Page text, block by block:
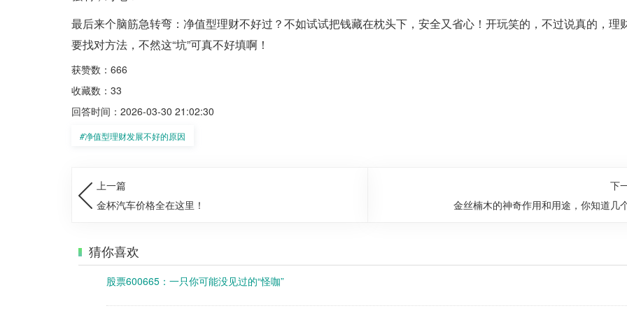
最后来个脑筋急转弯：净值型理财不好过？不如试试把钱藏在枕头下，安全又省心！开玩笑的，不过说真的，理
要找对方法，不然这“坑”可真不好填啊！
获赞数：666
收藏数：33
回答时间：2026-03-30 21:02:30
#净值型理财发展不好的原因
上一篇
金杯汽车价格全在这里！
下
金丝楠木的神奇作用和用途，你知道几
猜你喜欢
股票600665：一只你可能没见过的“怪咖”